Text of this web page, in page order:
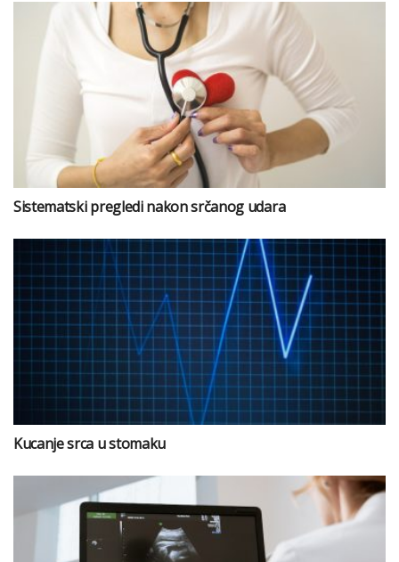
Sistematski pregledi nakon srčanog udara
Kucanje srca u stomaku